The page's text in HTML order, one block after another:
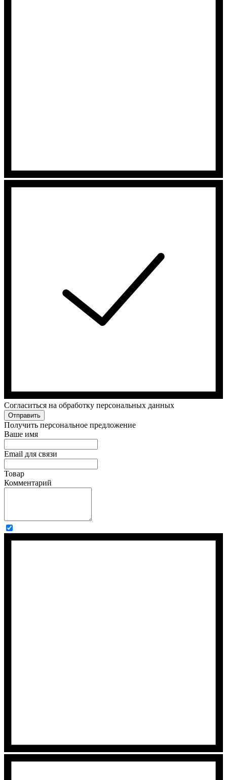
Cогласиться на обработку персональных данных
Отправить
Получить персональное предложение
Ваше имя
Email для связи
Товар
Комментарий